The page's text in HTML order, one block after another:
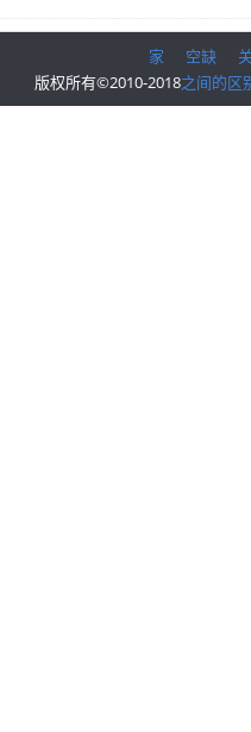
家 空缺
版权所有©2010-2018之间的区